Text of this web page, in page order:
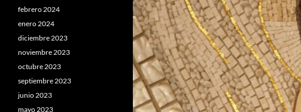
febrero 2024
enero 2024
diciembre 2023
noviembre 2023
octubre 2023
septiembre 2023
junio 2023
mayo 2023